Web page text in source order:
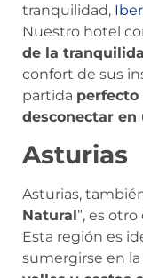
tranquilidad,
Nuestro hotel
de la
confort de sus
partida perfecto
desconectar en
Asturias
Asturias,
Natural ”, es
Esta región es
sumergirse en